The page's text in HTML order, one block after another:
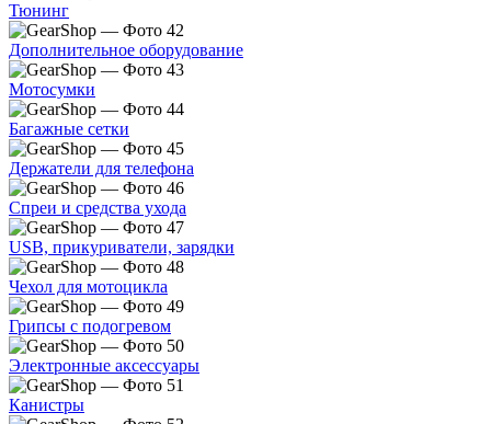
Тюнинг
Дополнительное оборудование
Мотосумки
Багажные сетки
Держатели для телефона
Спреи и средства ухода
USB, прикуриватели, зарядки
Чехол для мотоцикла
Грипсы с подогревом
Электронные аксессуары
Канистры